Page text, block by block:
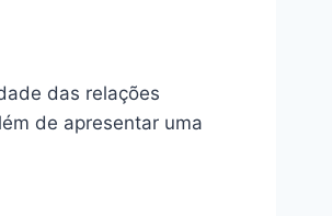
das relações
de apresentar uma